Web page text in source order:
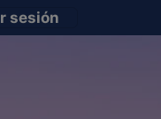
sesión